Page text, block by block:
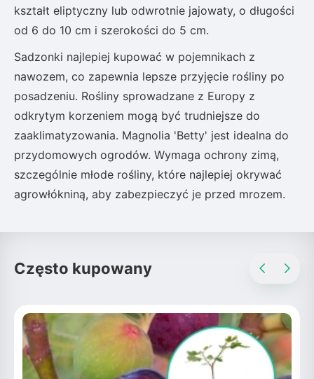
kształt eliptyczny lub odwrotnie jajowaty, o długości
od 6 do 10 cm i szerokości do 5 cm.
Sadzonki najlepiej kupować w pojemnikach z
nawozem, co zapewnia lepsze przyjęcie rośliny po
posadzeniu. Rośliny sprowadzane z Europy z
odkrytym korzeniem mogą być trudniejsze do
zaaklimatyzowania. Magnolia 'Betty' jest idealna do
przydomowych ogrodów. Wymaga ochrony zimą,
szczególnie młode rośliny, które najlepiej okrywać
agrowłókniną, aby zabezpieczyć je przed mrozem.
Często kupowany